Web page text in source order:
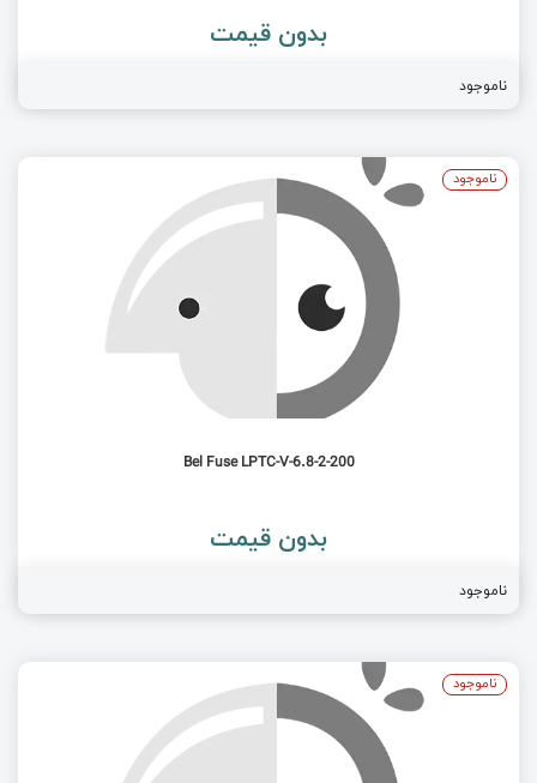
بدون قیمت
ناموجود
Bel Fuse LPTC-V-6.8-2-200
بدون قیمت
ناموجود
ناموجود
ناموجود